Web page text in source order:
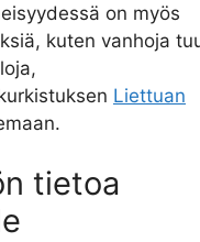
on myös
kuten vanhoja
Liettuan
tietoa